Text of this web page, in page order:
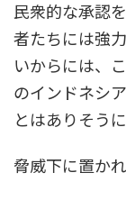
民衆的な承認
者たちには強
いからには、
のインドネシ
とはありそう
脅威下に置か